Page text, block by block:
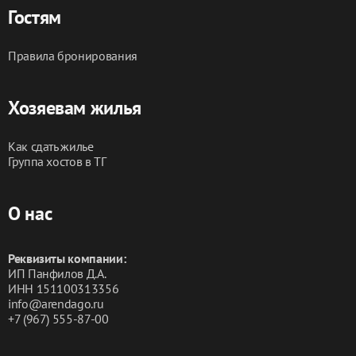
Гостям
Правила бронирования
Хозяевам жилья
Как сдать жилье
Группа хостов в ТГ
О нас
Реквизиты компании:
ИП Панфилов Д.А.
ИНН 151100313356
info@arendago.ru
+7 (967) 555-87-00